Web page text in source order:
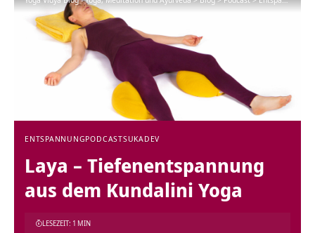
ENTSPANNUNGPODCASTSUKADEV
Laya – Tiefenentspannung
aus dem Kundalini Yoga
LESEZEIT: 1 MIN